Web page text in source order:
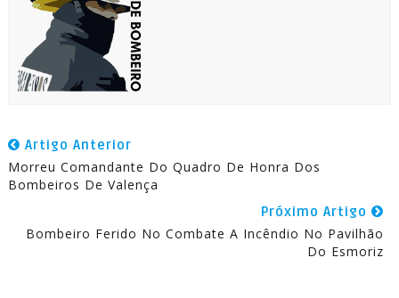
Artigo Anterior
Morreu Comandante Do Quadro De Honra Dos
Bombeiros De Valença
Próximo Artigo
Bombeiro Ferido No Combate A Incêndio No Pavilhão
Do Esmoriz